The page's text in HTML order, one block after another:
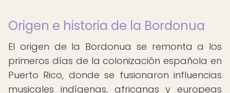
Origen e historia de la Bordonua
El origen de la Bordonua se remonta a los
primeros días de la colonización española en
Puerto Rico, donde se fusionaron influencias
musicales indígenas, africanas y europeas